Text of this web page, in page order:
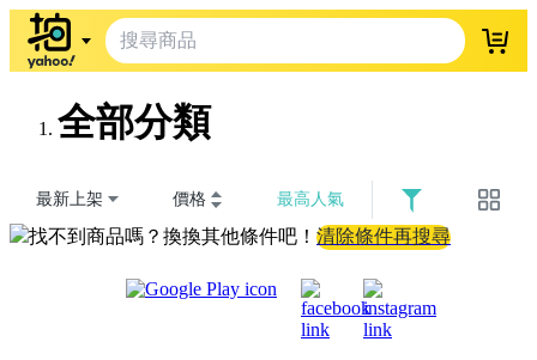
登入
全部分類
最新上架 價格 最高人氣
找不到商品嗎？換換其他條件吧！ 清除條件再搜尋